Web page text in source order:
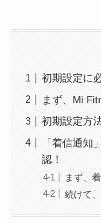
初期設定に
まず、Mi
初期設定方
「着信通知
認！
まず、
続けて